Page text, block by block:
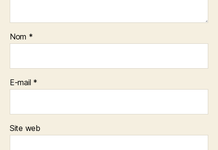
Nom *
E-mail *
Site web